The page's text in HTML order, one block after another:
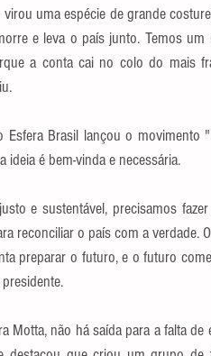
uma espécie de grande
e leva o país junto. Temos
a conta cai no colo do mais
Esfera Brasil lançou o
ideia é bem-vinda e necessária.
e sustentável, precisamos
reconciliar o país com a
preparar o futuro, e o futuro
Motta, não há saída para a falta